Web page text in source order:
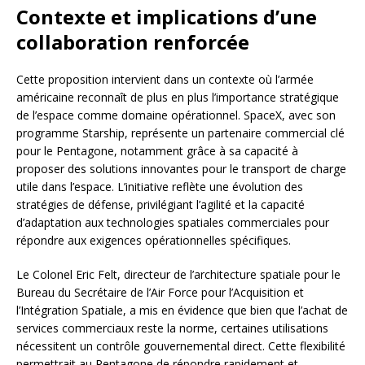
Contexte et implications d’une
collaboration renforcée
Cette proposition intervient dans un contexte où l’armée
américaine reconnaît de plus en plus l’importance stratégique
de l’espace comme domaine opérationnel. SpaceX, avec son
programme Starship, représente un partenaire commercial clé
pour le Pentagone, notamment grâce à sa capacité à
proposer des solutions innovantes pour le transport de charge
utile dans l’espace. L’initiative reflète une évolution des
stratégies de défense, privilégiant l’agilité et la capacité
d’adaptation aux technologies spatiales commerciales pour
répondre aux exigences opérationnelles spécifiques.
Le Colonel Eric Felt, directeur de l’architecture spatiale pour le
Bureau du Secrétaire de l’Air Force pour l’Acquisition et
l’Intégration Spatiale, a mis en évidence que bien que l’achat de
services commerciaux reste la norme, certaines utilisations
nécessitent un contrôle gouvernemental direct. Cette flexibilité